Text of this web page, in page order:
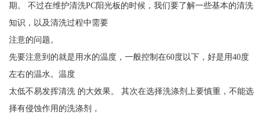
期。 不过在维护清洗PC阳光板的时候，我们要了解一些基本的清洗
知识，以及清洗过程中需要
注意的问题。
先要注意到的就是用水的温度，一般控制在60度以下，好是用40度
左右的温水。温度
太低不易发挥清洗 的大效果。 其次在选择洗涤剂上要慎重，不能选
择有侵蚀作用的洗涤剂，